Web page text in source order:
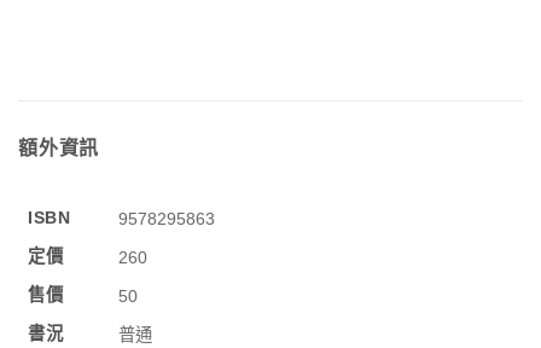
額外資訊
ISBN
9578295863
定價
260
售價
50
書況
普通